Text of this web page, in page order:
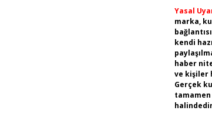
Yasal
marka,
kendi
haber
ve kişiler
Gerçek